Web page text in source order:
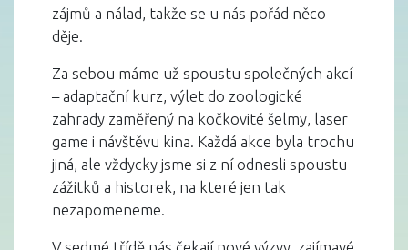
zájmů a nálad, takže se u nás pořád něco
děje.
Za sebou máme už spoustu společných akcí
– adaptační kurz, výlet do zoologické
zahrady zaměřený na kočkovité šelmy, laser
game i návštěvu kina. Každá akce byla trochu
jiná, ale vždycky jsme si z ní odnesli spoustu
zážitků a historek, na které jen tak
nezapomeneme.